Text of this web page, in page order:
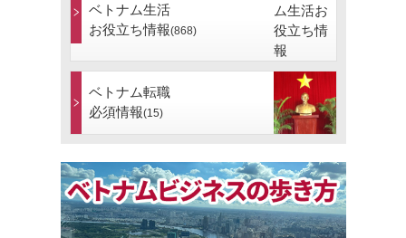
ベトナム生活
お役立ち情報(868)
ベトナム転職
必須情報(15)